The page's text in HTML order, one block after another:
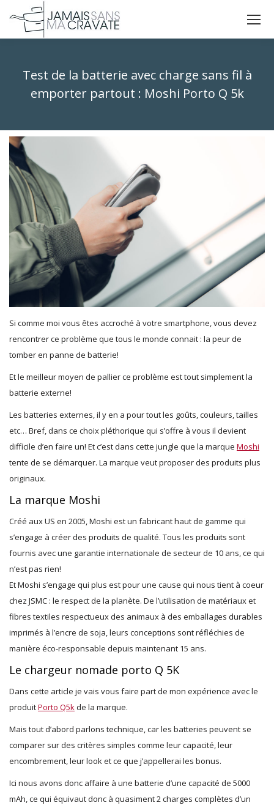
page
s'ouvre
dans
page
s'ouvre
dans
page
s'ouvre
dans
Test de la batterie avec charge sans fil à
emporter partout : Moshi Porto Q 5k
Si comme moi vous êtes accroché à votre smartphone, vous devez
rencontrer ce problème que tous le monde connait : la peur de
tomber en panne de batterie!
Et le meilleur moyen de pallier ce problème est tout simplement la
batterie externe!
Les batteries externes, il y en a pour tout les goûts, couleurs, tailles
etc… Bref, dans ce choix pléthorique qui s’offre à vous il devient
difficile d’en faire un! Et c’est dans cette jungle que la marque Moshi
tente de se démarquer. La marque veut proposer des produits plus
originaux.
La marque Moshi
Créé aux US en 2005, Moshi est un fabricant haut de gamme qui
s’engage à créer des produits de qualité. Tous les produits sont
fournis avec une garantie internationale de secteur de 10 ans, ce qui
n’est pas rien!
Et Moshi s’engage qui plus est pour une cause qui nous tient à coeur
chez JSMC : le respect de la planète. De l’utilisation de matériaux et
fibres textiles respectueux des animaux à des emballages durables
imprimés à l’encre de soja, leurs conceptions sont réfléchies de
manière éco-responsable depuis maintenant 15 ans.
Le chargeur nomade porto Q 5K
Dans cette article je vais vous faire part de mon expérience avec le
produitPorto Q5kde la marque.
Mais tout d’abord parlons technique, car les batteries peuvent se
comparer sur des critères simples comme leur capacité, leur
encombrement, leur look et ce que j’appellerai les bonus.
Ici nous avons donc affaire à une batterie d’une capacité de 5000
mAh, ce qui équivaut donc à quasiment 2 charges complètes d’un